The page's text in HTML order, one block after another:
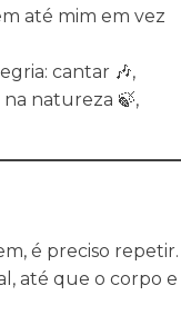
até mim em vez
cantar 🎶,
na natureza 🍃,
é preciso repetir.
até que o corpo e